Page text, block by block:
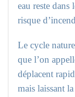
eau reste
risque
Le cycle
que l’on
déplacent
mais laissant